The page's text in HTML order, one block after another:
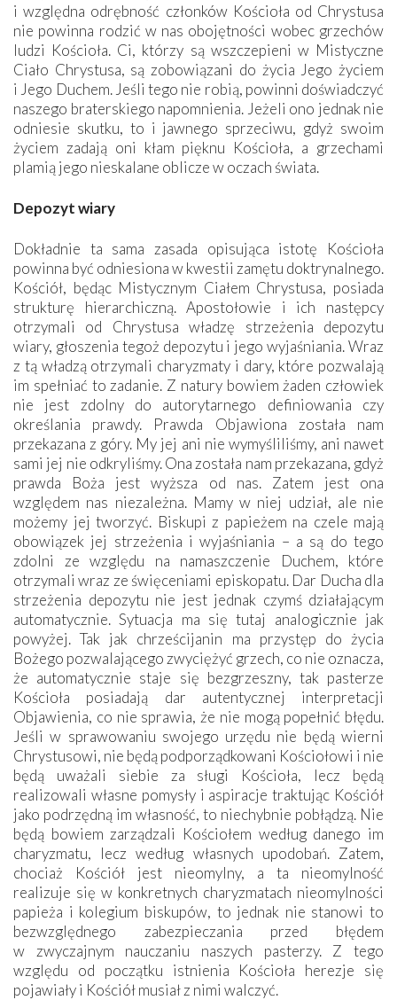
i względna odrębność członków Kościoła od Chrystusa
nie powinna rodzić w nas obojętności wobec grzechów
ludzi Kościoła. Ci, którzy są wszczepieni w Mistyczne
Ciało Chrystusa, są zobowiązani do życia Jego życiem
i Jego Duchem. Jeśli tego nie robią, powinni doświadczyć
naszego braterskiego napomnienia. Jeżeli ono jednak nie
odniesie skutku, to i jawnego sprzeciwu, gdyż swoim
życiem zadają oni kłam pięknu Kościoła, a grzechami
plamią jego nieskalane oblicze w oczach świata.
Depozyt wiary
Dokładnie ta sama zasada opisująca istotę Kościoła
powinna być odniesiona w kwestii zamętu doktrynalnego.
Kościół, będąc Mistycznym Ciałem Chrystusa, posiada
strukturę hierarchiczną. Apostołowie i ich następcy
otrzymali od Chrystusa władzę strzeżenia depozytu
wiary, głoszenia tegoż depozytu i jego wyjaśniania. Wraz
z tą władzą otrzymali charyzmaty i dary, które pozwalają
im spełniać to zadanie. Z natury bowiem żaden człowiek
nie jest zdolny do autorytarnego definiowania czy
określania prawdy. Prawda Objawiona została nam
przekazana z góry. My jej ani nie wymyśliliśmy, ani nawet
sami jej nie odkryliśmy. Ona została nam przekazana, gdyż
prawda Boża jest wyższa od nas. Zatem jest ona
względem nas niezależna. Mamy w niej udział, ale nie
możemy jej tworzyć. Biskupi z papieżem na czele mają
obowiązek jej strzeżenia i wyjaśniania – a są do tego
zdolni ze względu na namaszczenie Duchem, które
otrzymali wraz ze święceniami episkopatu. Dar Ducha dla
strzeżenia depozytu nie jest jednak czymś działającym
automatycznie. Sytuacja ma się tutaj analogicznie jak
powyżej. Tak jak chrześcijanin ma przystęp do życia
Bożego pozwalającego zwyciężyć grzech, co nie oznacza,
że automatycznie staje się bezgrzeszny, tak pasterze
Kościoła posiadają dar autentycznej interpretacji
Objawienia, co nie sprawia, że nie mogą popełnić błędu.
Jeśli w sprawowaniu swojego urzędu nie będą wierni
Chrystusowi, nie będą podporządkowani Kościołowi i nie
będą uważali siebie za sługi Kościoła, lecz będą
realizowali własne pomysły i aspiracje traktując Kościół
jako podrzędną im własność, to niechybnie pobłądzą. Nie
będą bowiem zarządzali Kościołem według danego im
charyzmatu, lecz według własnych upodobań. Zatem,
chociaż Kościół jest nieomylny, a ta nieomylność
realizuje się w konkretnych charyzmatach nieomylności
papieża i kolegium biskupów, to jednak nie stanowi to
bezwzględnego zabezpieczania przed błędem
w zwyczajnym nauczaniu naszych pasterzy. Z tego
względu od początku istnienia Kościoła herezje się
pojawiały i Kościół musiał z nimi walczyć.